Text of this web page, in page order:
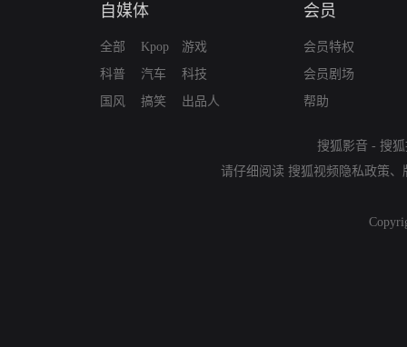
自媒体
全部
科普
国风
Kpop
汽车
搞笑
游戏
科技
出品人
会员
会员特权
会员剧场
帮助
搜狐影音 - 搜
请仔细阅读 搜狐视频隐私政策、